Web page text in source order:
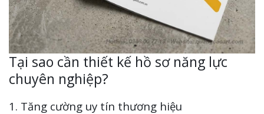
Tại sao cần thiết kế hồ sơ năng lực
chuyên nghiệp?
1. Tăng cường uy tín thương hiệu